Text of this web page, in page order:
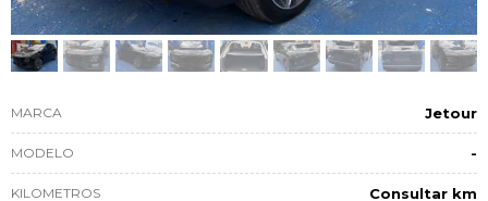
MARCA Jetour
MODELO -
KILOMETROS Consultar km